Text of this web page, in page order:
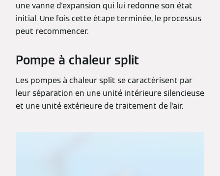
une vanne d'expansion qui lui redonne son état
initial. Une fois cette étape terminée, le processus
peut recommencer.
Pompe à chaleur split
Les pompes à chaleur split se caractérisent par
leur séparation en une unité intérieure silencieuse
et une unité extérieure de traitement de l'air.